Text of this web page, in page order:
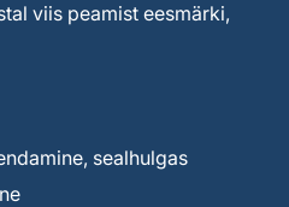
viis peamist eesmärki,
sealhulgas